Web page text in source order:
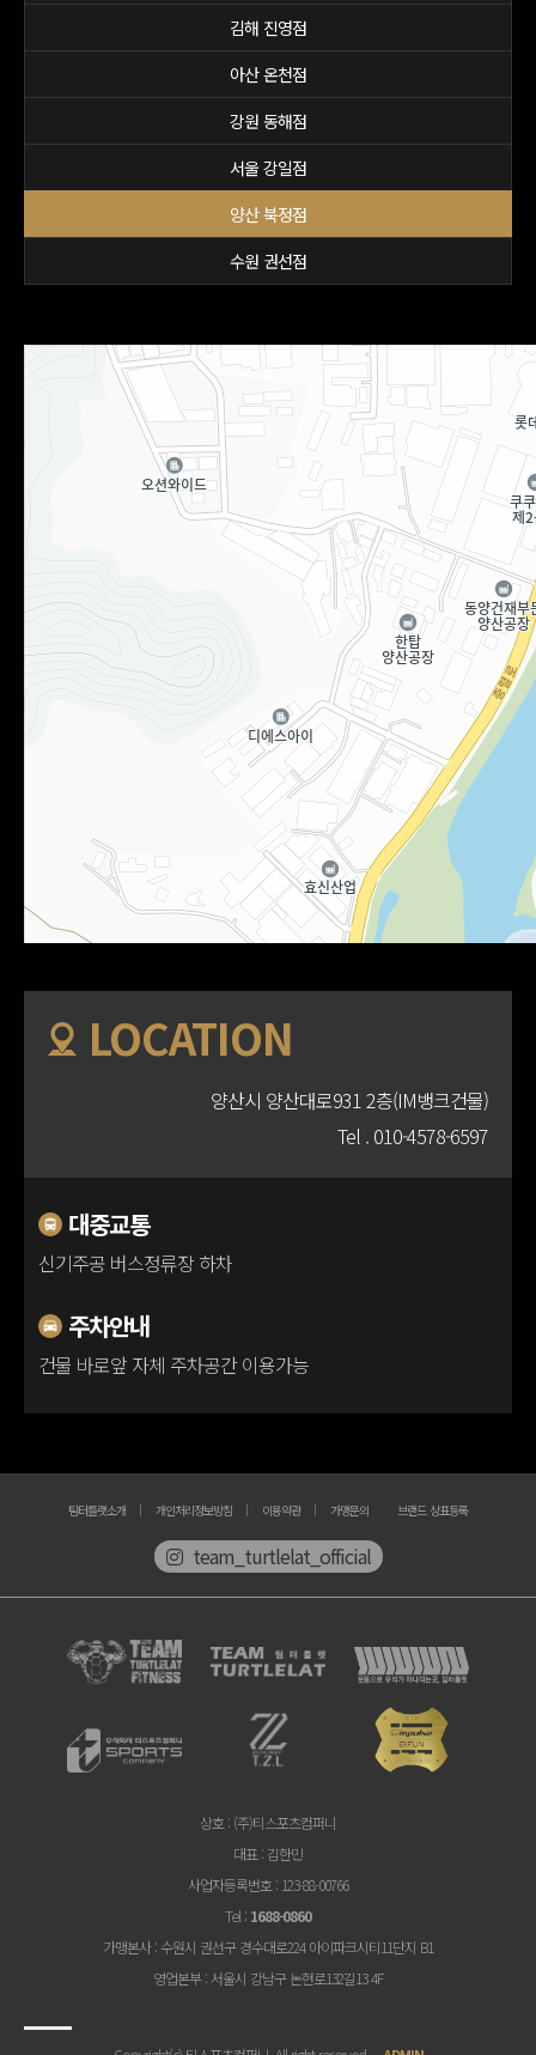
김해 진영점
아산 온천점
강원 동해점
서울 강일점
양산 북정점
수원 권선점
LOCATION
양산시 양산대로931 2층(IM뱅크건물)
Tel . 010-4578-6597
대중교통
신기주공 버스정류장 하차
주차안내
건물 바로앞 자체 주차공간 이용가능
팀터틀랫소개 개인처리정보방침 이용약관 가맹문의 브랜드 상표등록
team_turtlelat_official
상호 : (주)티스포츠컴퍼니
대표 : 김한민
사업자등록번호 : 123-88-00766
Tel : 1688-0860
가맹본사: 수원시 권선구 경수대로224 아이파크시티11단지 B1
영업본부: 서울시 강남구 논현로132길13 4F